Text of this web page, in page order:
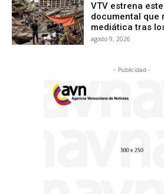
VTV estrena
documental que
mediática tras
agosto 9, 2026
- Publicidad -